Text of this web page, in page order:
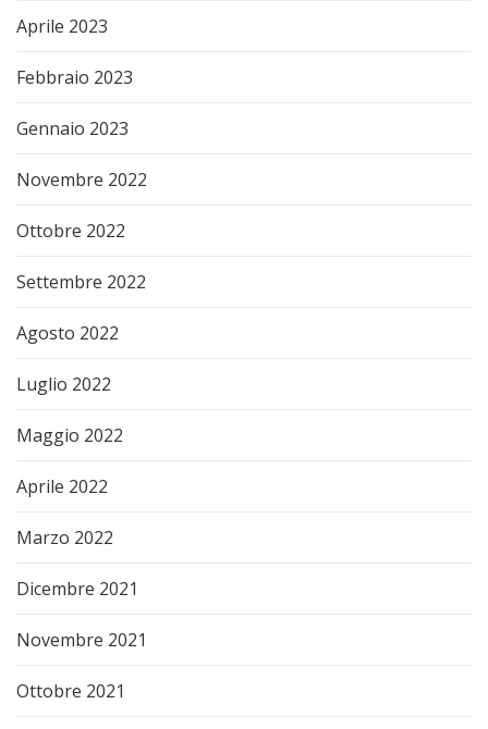
Aprile 2023
Febbraio 2023
Gennaio 2023
Novembre 2022
Ottobre 2022
Settembre 2022
Agosto 2022
Luglio 2022
Maggio 2022
Aprile 2022
Marzo 2022
Dicembre 2021
Novembre 2021
Ottobre 2021